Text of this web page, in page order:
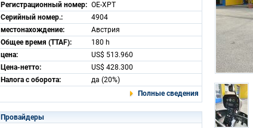
Регистрационный номер: OE-XPT
Серийный номер.:
4904
местонахождение:
Австрия
Общее время (TTAF):
180 h
цена:
US$ 513.960
Цена-нетто:
US$ 428.300
Налога с оборота:
да (20%)
Полные сведения
Провайдеры